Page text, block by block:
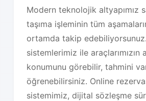
Modern teknolojik altyapımız
taşıma işleminin tüm
ortamda takip
sistemlerimiz ile araçlarımızın
konumunu görebilir, tahmini
öğrenebilirsiniz. Online
sistemimiz, dijital sözleşme